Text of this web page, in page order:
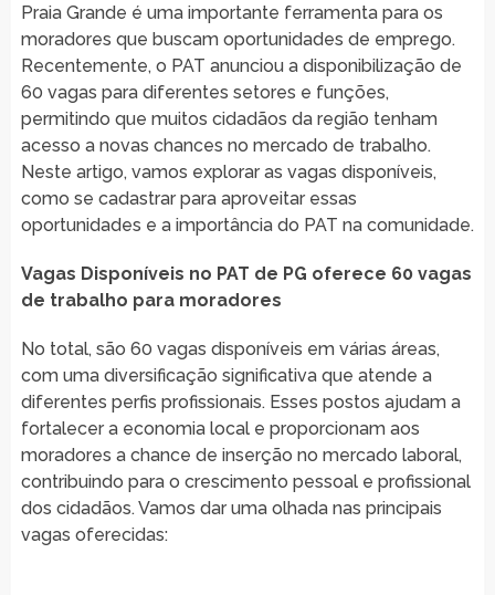
Praia Grande é uma importante ferramenta para os
moradores que buscam oportunidades de emprego.
Recentemente, o PAT anunciou a disponibilização de
60 vagas para diferentes setores e funções,
permitindo que muitos cidadãos da região tenham
acesso a novas chances no mercado de trabalho.
Neste artigo, vamos explorar as vagas disponíveis,
como se cadastrar para aproveitar essas
oportunidades e a importância do PAT na comunidade.
Vagas Disponíveis no PAT de PG oferece 60 vagas
de trabalho para moradores
No total, são 60 vagas disponíveis em várias áreas,
com uma diversificação significativa que atende a
diferentes perfis profissionais. Esses postos ajudam a
fortalecer a economia local e proporcionam aos
moradores a chance de inserção no mercado laboral,
contribuindo para o crescimento pessoal e profissional
dos cidadãos. Vamos dar uma olhada nas principais
vagas oferecidas: